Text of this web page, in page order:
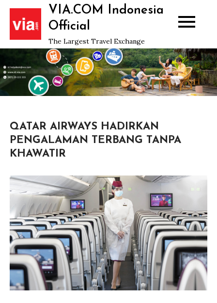
Skip
content
VIA.COM Indonesia
Official
The Largest Travel Exchange
QATAR AIRWAYS HADIRKAN
PENGALAMAN TERBANG TANPA
KHAWATIR